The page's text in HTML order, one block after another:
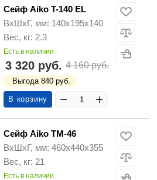
Сейф Aiko T-140 EL
ВхШхГ, мм: 140х195х140
Вес, кг: 2.3
Есть в наличии
3 320 руб. 4 160 руб.
Выгода 840 руб.
В корзину
Сейф Aiko TM-46
ВхШхГ, мм: 460х440х355
Вес, кг: 21
Есть в наличии